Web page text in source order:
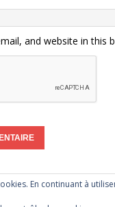
and website in
En continuant à